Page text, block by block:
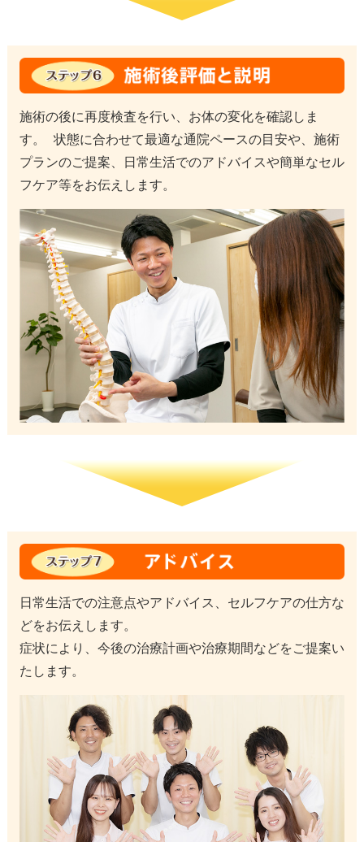
施術の後に再度検査を行い、お体の変化を確認しま
す。 状態に合わせて最適な通院ペースの目安や、施術
プランのご提案、日常生活でのアドバイスや簡単なセル
フケア等をお伝えします。
日常生活での注意点やアドバイス、セルフケアの仕方な
どをお伝えします。
症状により、今後の治療計画や治療期間などをご提案い
たします。